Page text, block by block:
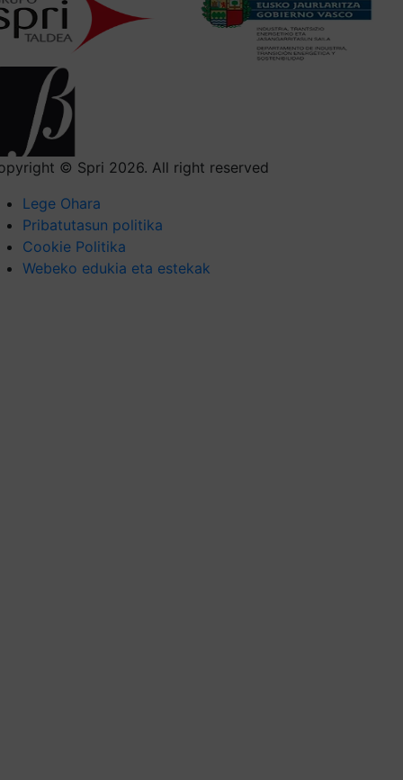
© Spri 2026. All right reserved
Lege Ohara
Pribatutasun politika
Cookie Politika
Webeko edukia eta estekak